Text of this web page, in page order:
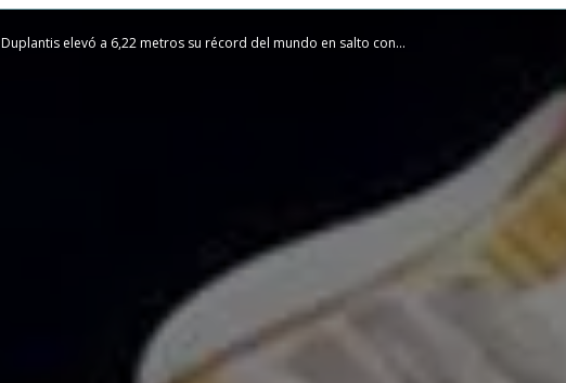
Duplantis elevó a 6,22 metros su récord del mundo en salto con...